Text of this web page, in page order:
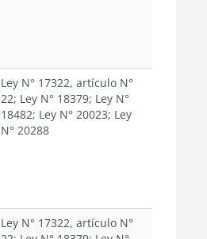
Ley N° 17322, artículo N°
22; Ley N° 18379; Ley N°
18482; Ley N° 20023; Ley
N° 20288
Ley N° 17322, artículo N°